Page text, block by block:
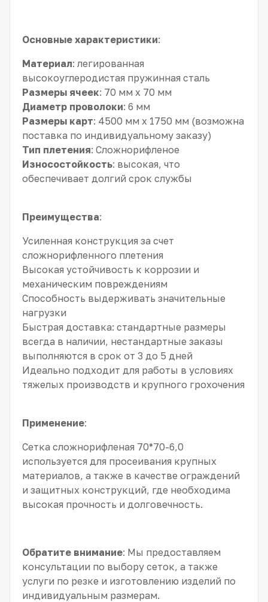
Основные характеристики:
Материал: легированная
высокоуглеродистая пружинная сталь
Размеры ячеек: 70 мм x 70 мм
Диаметр проволоки: 6 мм
Размеры карт: 4500 мм x 1750 мм (возможна
поставка по индивидуальному заказу)
Тип плетения: Сложнорифленое
Износостойкость: высокая, что
обеспечивает долгий срок службы
Преимущества:
Усиленная конструкция за счет
сложнорифленного плетения
Высокая устойчивость к коррозии и
механическим повреждениям
Способность выдерживать значительные
нагрузки
Быстрая доставка: стандартные размеры
всегда в наличии, нестандартные заказы
выполняются в срок от 3 до 5 дней
Идеально подходит для работы в условиях
тяжелых производств и крупного грохочения
Применение:
Сетка сложнорифленая 70*70-6,0
используется для просеивания крупных
материалов, а также в качестве ограждений
и защитных конструкций, где необходима
высокая прочность и долговечность.
Обратите внимание: Мы предоставляем
консультации по выбору сеток, а также
услуги по резке и изготовлению изделий по
индивидуальным размерам.